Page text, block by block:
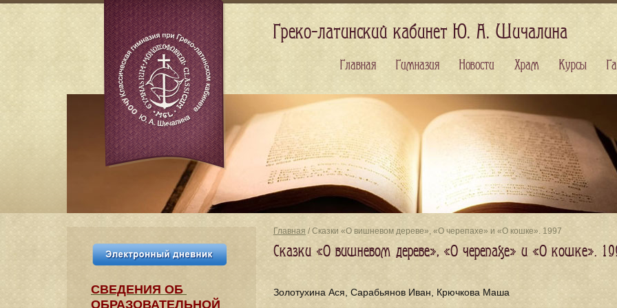
Главная / Сказки «О вишневом дереве», «О черепахе» и «О кошке». 1997
Сказки «О вишневом дереве», «О черепахе» и «О кошке».
Золотухина Аcя, Сарабьянов Иван, Крючкова Маша
СВЕДЕНИЯ​ ОБ
ОБРАЗОВАТЕЛЬНОЙ
Греко-латинский кабинет Ю. А. Шичалина
Главная Гимназия Новости Храм Курсы